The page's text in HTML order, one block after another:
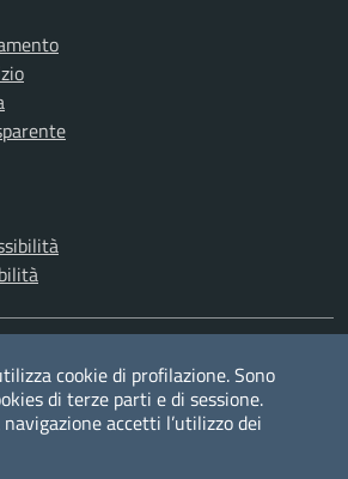
RSS
cookie di profilazione. Sono
di terze parti e di sessione.
accetti l’utilizzo dei